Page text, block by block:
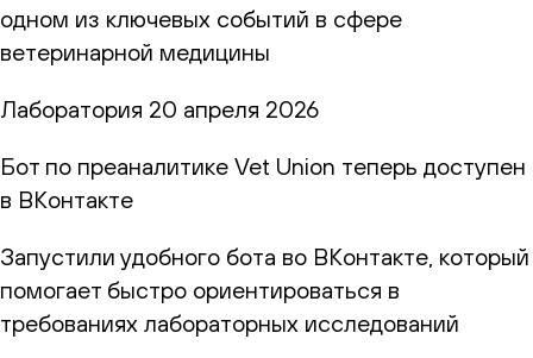
одном из ключевых событий в сфере
ветеринарной медицины
Лаборатория 20 апреля 2026
Бот по преаналитике Vet Union теперь доступен
в ВКонтакте
Запустили удобного бота во ВКонтакте, который
помогает быстро ориентироваться в
требованиях лабораторных исследований